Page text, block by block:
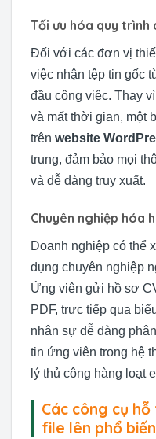
Tối ưu hóa quy trình
Đối với các đơn vị
việc nhận tệp tin gốc
đầu công việc. Thay
và mất thời gian, một
trên website
trung, đảm bảo mọi
và dễ dàng truy xuất.
Chuyên nghiệp hóa
Doanh nghiệp có thể
dụng chuyên nghiệp
Ứng viên gửi hồ sơ
PDF, trực tiếp qua
nhân sự dễ dàng
tin ứng viên trong hệ
lý thủ công hàng loạt
Các công cụ
file lên phổ biến